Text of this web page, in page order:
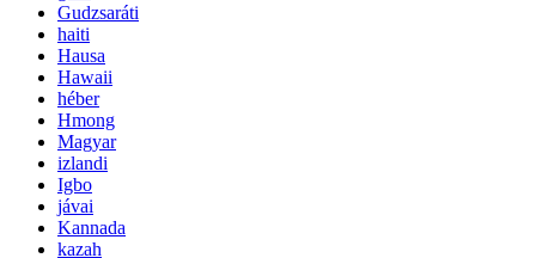
Gudzsaráti
haiti
Hausa
Hawaii
héber
Hmong
Magyar
izlandi
Igbo
jávai
Kannada
kazah